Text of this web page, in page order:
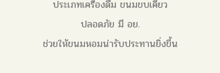
ประเภทเครื่องดื่ม ขนมขบเคี้ยว
ปลอดภัย มี อย.
ช่วยให้ขนมหอมน่ารับประทานยิ่งขึ้น